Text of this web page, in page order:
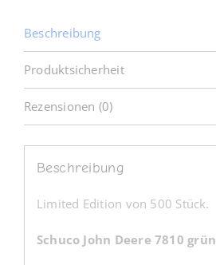
Beschreibung
Produktsicherheit
Rezensionen (0)
Beschreibung
Limited Edition von 500 Stück.
Schuco John Deere 7810 grün